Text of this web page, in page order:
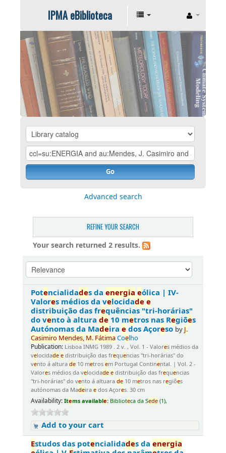
IPMA eBiblioteca
Go
Advanced search
REFINE YOUR SEARCH
Your search returned 2 results.
Potencialidades daenergia eólica | IV-
Valores médios da velocidadee
distribuição das frequências "tri-horárias"
do vento à alturade 10 metros nas Regiões
Autónomas da Madeiraedos Açoresoby J.
Casimiro Mendes, M. FátimaCoelho
Publication: Lisboa INMG 1989 . 2 v. , Vol. 1 - Valores médios da
velocidade e distribuição das frequencias "tri-horárias" do
vento á alturade 10 metrosem Portugal Continental. | Vol. 2 -
Valores médios da velocidade e distribuição das frequencias
"tri-horárias" do vento á altuarade 10 metros nas regiões
autónomas da Madeirae dos Açores. 30 cm
Availability: Items available: Biblioteca da Sede (1),
Add to your cart
Estudos das potencialidades daenergia